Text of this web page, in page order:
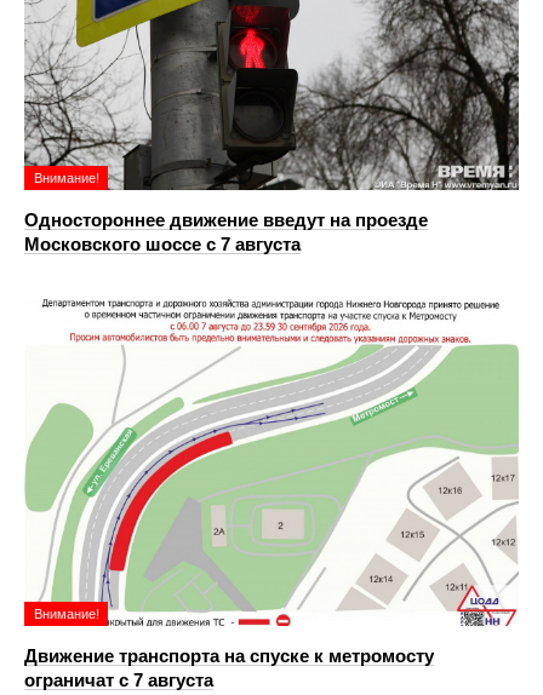
Внимание!
Одностороннее движение введут на проезде
Московского шоссе с 7 августа
Внимание!
Движение транспорта на спуске к метромосту
ограничат с 7 августа